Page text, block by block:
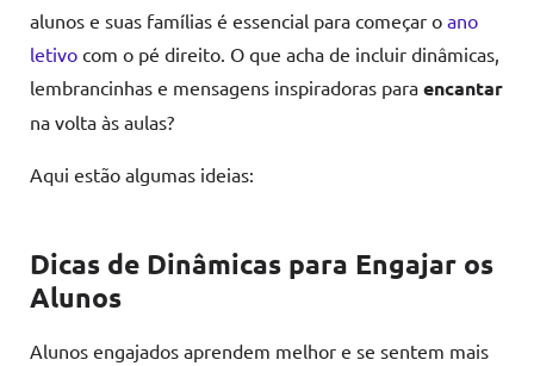
alunos e suas famílias é essencial para começar o ano
letivo com o pé direito. O que acha de incluir dinâmicas,
lembrancinhas e mensagens inspiradoras para encantar
na volta às aulas?
Aqui estão algumas ideias:
Dicas de Dinâmicas para Engajar os
Alunos
Alunos engajados aprendem melhor e se sentem mais